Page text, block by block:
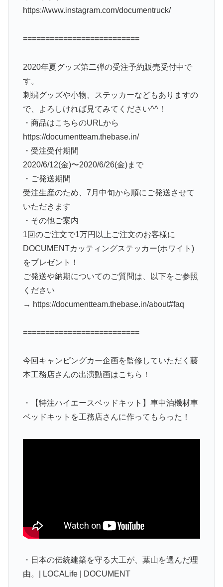
https://www.instagram.com/documentruck/
==========================
2020年夏グッズ第二弾の受注予約販売受付中で
す。
刺繍グッズや小物、ステッカーなどもありますの
で、よろしければ見てみてください^^！
・商品はこちらのURLから
https://documentteam.thebase.in/
・受注受付期間
2020/6/12(金)〜2020/6/26(金)まで
・ご発送期間
受注生産のため、7月中旬から順にご発送させて
いただきます
・その他ご案内
1回のご注文で1万円以上ご注文のお客様に
DOCUMENTカッティングステッカー(ホワイト)
をプレゼント！
ご発送や納期についてのご質問は、以下をご参照
ください
→ https://documentteam.thebase.in/about#faq
==========================
今回キャンピングカー企画を監修していただく藤
本工務店さんの出演動画はこちら！
・【特注ハイエースベッドキット】車中泊機材車
ベッドキットを工務店さんに作ってもらった！
・日本の伝統建築を守る大工が、葉山を選んだ理
由。| LOCALife | DOCUMENT